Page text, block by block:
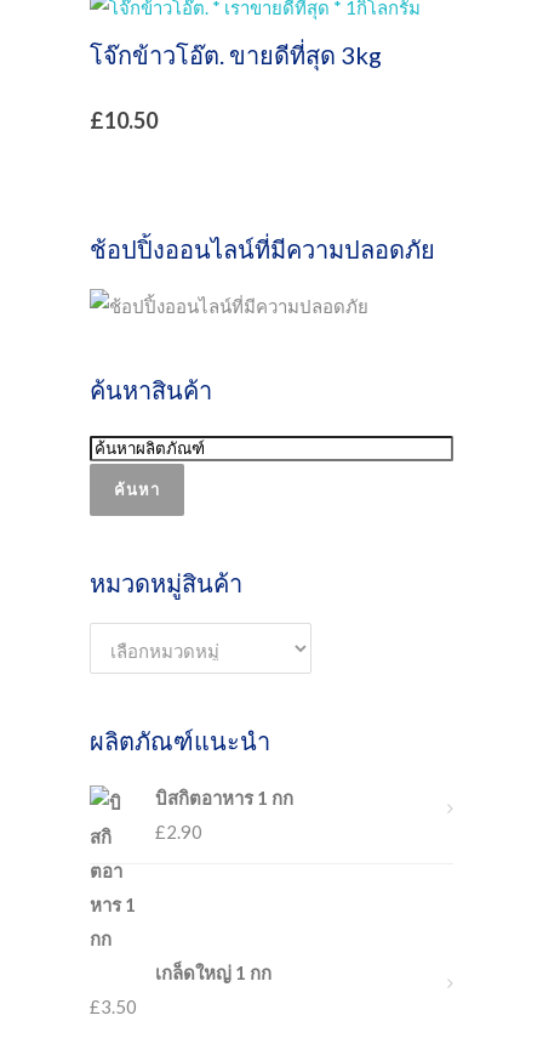
โจ๊กข้าวโอ๊ต. ขายดีที่สุด 3kg
£10.50
ช้อปปิ้งออนไลน์ที่มีความปลอดภัย
ค้นหาสินค้า
ค้นหา
หมวดหมู่สินค้า
ผลิตภัณฑ์แนะนำ
บิสกิตอาหาร 1 กก
£2.90
เกล็ดใหญ่ 1 กก
£3.50